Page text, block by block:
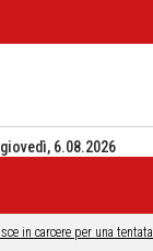
giovedì, 6.08.2026